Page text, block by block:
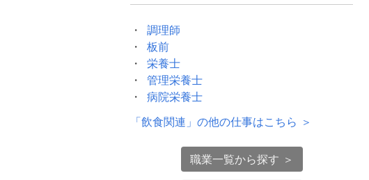
調理師
板前
栄養士
管理栄養士
病院栄養士
「飲食関連 」の他の仕事はこちら ＞
職業一覧から探す ＞